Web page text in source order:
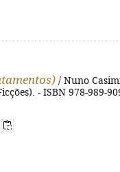
/ Nuno
- ISBN 978-989-